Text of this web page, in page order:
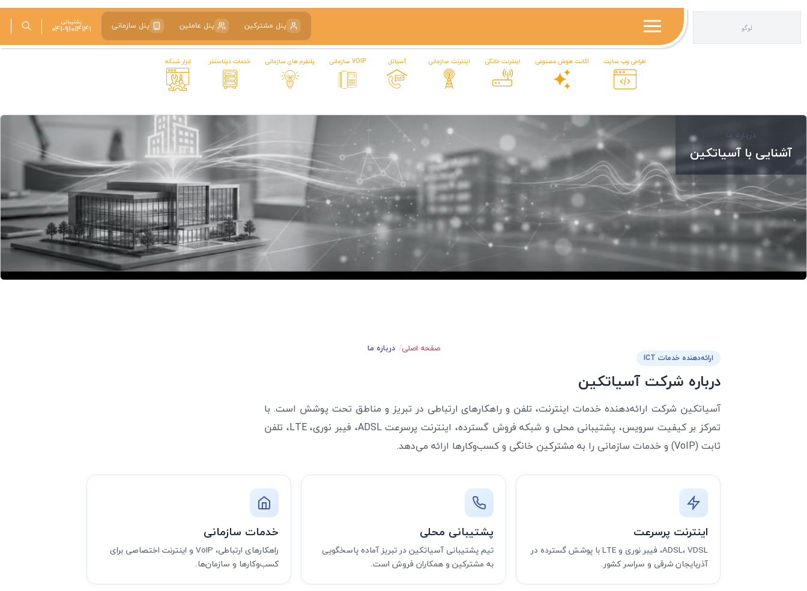
پنل مشترکین پنل عاملین پنل سازمانی پشتیبانی
۰۴۱-۹۱۰۱۴۱۴۱
طراحی وب سایت اکانت هوش مصنوعی اینترنت خانگی اینترنت سازمانی آسیاتل VOIP سازمانی پلتفرم های سازمانی خدمات دیتاسنتر ابزار شبکه
درباره ما
آشنایی با آسیاتکین
صفحه اصلی درباره ما
ارائه‌دهنده خدمات ICT
درباره شرکت آسیاتکین
آسیاتکین شرکت ارائه‌دهنده خدمات اینترنت، تلفن و راهکارهای ارتباطی در تبریز و مناطق تحت پوشش است. با
تمرکز بر کیفیت سرویس، پشتیبانی محلی و شبکه فروش گسترده، اینترنت پرسرعت ADSL، فیبر نوری، LTE، تلفن
ثابت (VoIP) و خدمات سازمانی را به مشترکین خانگی و کسب‌وکارها ارائه می‌دهد.
اینترنت پرسرعت
ADSL، VDSL، فیبر نوری و LTE با پوشش گسترده در
آذربایجان شرقی و سراسر کشور.
پشتیبانی محلی
تیم پشتیبانی آسیاتکین در تبریز آماده پاسخگویی
به مشترکین و همکاران فروش است.
خدمات سازمانی
راهکارهای ارتباطی، VoIP و اینترنت اختصاصی برای
کسب‌وکارها و سازمان‌ها.